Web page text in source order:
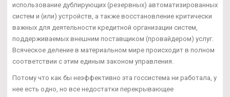
использование дублирующих (резервных) автоматизированных
систем и (или) устройств, а также восстановление критически
важных для деятельности кредитной организации систем,
поддерживаемых внешним поставщиком (провайдером) услуг.
Всяческое деление в материальном мире происходит в полном
соответствии с этим единым законом управления.
Потому что как бы неэффективно эта госсистема ни работала, у
нее есть одно, но все недостатки перекрывающее